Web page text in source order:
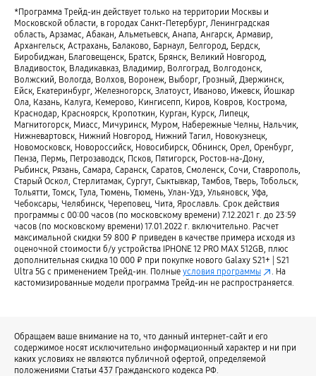
Смартфоны 12 ГБ памяти Смартфоны с камерой 200 МП
Смартфоны с 2 SIM-картами Смартфоны с 3 ГБ памяти
Смартфоны с камерой 40-48 МП Смартфоны с 4 ГБ памяти
Смартфоны с 4К-камерой Смартфоны с камерой 50 МП
Смартфоны с экраном 6.3″ - 6.5″ Смартфоны с камерой 50-64 МП
Смартфоны с экраном 6.6″ - 6.9″ Смартфоны с 6 ГБ памяти
Смартфоны с экраном 6″ Смартфоны с экраном 7″
Смартфоны с 8 ГБ памяти Смартфоны для записи 8K видео
Смартфоны с AMOLED дисплеем Смартфоны на Android
Смартфоны с мощным аккумулятором и хорошей камерой
Смартфоны с хорошей камерой Смартфоны с большим экраном
Смартфоны с мощным процессором Смартфоны для селфи
Смартфоны с мощным аккумулятором Громкие смартфоны
Смартфоны со слотом microSD Мощные смартфоны
Смартфоны со сканером отпечатков пальцев 5G смартфоны
*Программа Трейд-ин действует только на территории Москвы и
Московской области, в городах Санкт-Петербург, Ленинградская
область, Арзамас, Абакан, Альметьевск, Анапа, Ангарск, Армавир,
Архангельск, Астрахань, Балаково, Барнаул, Белгород, Бердск,
Биробиджан, Благовещенск, Братск, Брянск, Великий Новгород,
Владивосток, Владикавказ, Владимир, Волгоград, Волгодонск,
Волжский, Вологда, Волхов, Воронеж, Выборг, Грозный, Дзержинск,
Ейск, Екатеринбург, Железногорск, Златоуст, Иваново, Ижевск, Йошкар
Ола, Казань, Калуга, Кемерово, Кингисепп, Киров, Ковров, Кострома,
Краснодар, Красноярск, Кропоткин, Курган, Курск, Липецк,
Магнитогорск, Миасс, Мичуринск, Муром, Набережные Челны, Нальчик,
Нижневартовск, Нижний Новгород, Нижний Тагил, Новокузнецк,
Новомосковск, Новороссийск, Новосибирск, Обнинск, Орел, Оренбург,
Пенза, Пермь, Петрозаводск, Псков, Пятигорск, Ростов-на-Дону,
Рыбинск, Рязань, Самара, Саранск, Саратов, Смоленск, Сочи, Ставрополь,
Старый Оскол, Стерлитамак, Сургут, Сыктывкар, Тамбов, Тверь, Тобольск,
Тольятти, Томск, Тула, Тюмень, Тюмень, Улан-Удэ, Ульяновск, Уфа,
Чебоксары, Челябинск, Череповец, Чита, Ярославль. Срок действия
программы с 00:00 часов (по московскому времени) 7.12.2021 г. до 23:59
часов (по московскому времени) 17.01.2022 г. включительно. Расчет
максимальной скидки 59 800 ₽ приведен в качестве примера исходя из
оценочной стоимости б/у устройства IPHONE 12 PRO MAX 512GB, плюс
дополнительная скидка 10 000 ₽ при покупке нового Galaxy S21+ | S21
Ultra 5G c применением Трейд-ин. Полные условия программы
. На
кастомизированные модели программа Трейд-ин не распространяется.
Обращаем ваше внимание на то, что данный интернет-сайт и его
содержимое носят исключительно информационный характер и ни при
каких условиях не являются публичной офертой, определяемой
положениями Статьи 437 Гражданского кодекса РФ.